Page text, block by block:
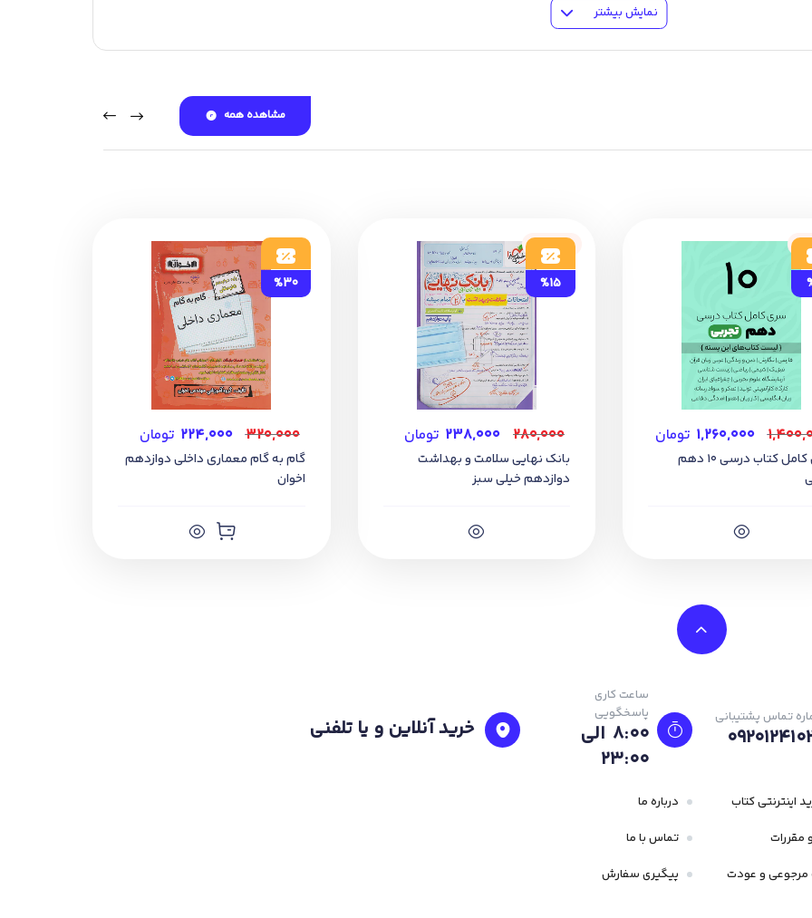
را به شکلی به یاد ماندنی و شاعرانه به تصویر می کشد.
نمایش بیشتر
مشاهده همه
۱,۲۶۰,۰۰۰ تومان
سری کامل کتاب درسی 10 دهم
ناموجود
%15
۲۸۰,۰۰۰ ۲۳۸,۰۰۰ تومان
بانک نهایی سلامت و بهداشت
دوازدهم خیلی سبز
%30
۳۲۰,۰۰۰ ۲۲۴,۰۰۰ تومان
گام به گام معماری داخلی دوازدهم
اخوان
تماس پشتیبانی
ساعت کاری
پاسخگویی
8:00 الی
23:۰۰
خرید آنلاین و یا تلفنی
اینترنتی کتاب
مقررات
و عودت
درباره ما
تماس با ما
پیگیری سفارش